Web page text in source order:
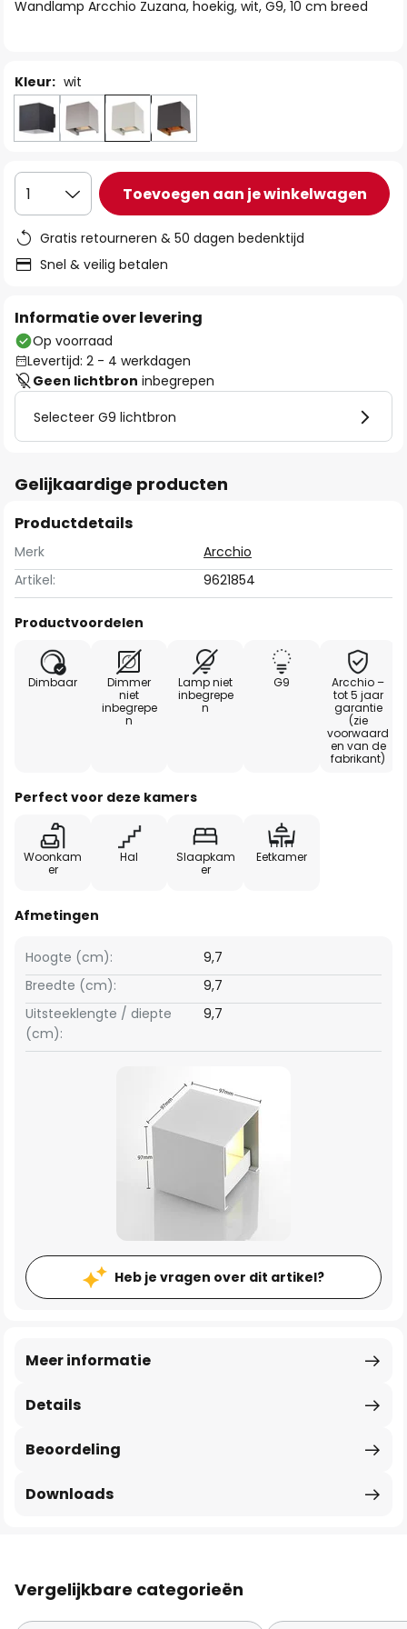
Wandlamp Arcchio Zuzana, hoekig, wit, G9, 10 cm breed
Kleur: wit
1 Toevoegen aan je winkelwagen
Gratis retourneren & 50 dagen bedenktijd
Snel & veilig betalen
Informatie over levering
Op voorraad
Levertijd: 2 - 4 werkdagen
Geen lichtbron inbegrepen
Selecteer G9 lichtbron
Gelijkaardige producten
Productdetails
Merk
Arcchio
Artikel:
9621854
Productvoordelen
Dimbaar
Dimmer
niet
inbegrepe
n
Lamp niet
inbegrepe
n
G9
Arcchio –
tot 5 jaar
garantie
(zie
voorwaard
en van de
fabrikant)
Perfect voor deze kamers
Woonkam
er
Hal
Slaapkam
er
Eetkamer
Afmetingen
Breedte (cm): 9,7
Hoogte (cm): 9,7
Uitsteeklengte / diepte
(cm):
9,7
Heb je vragen over dit artikel?
Details
Meer informatie
Beoordeling
Downloads
Vergelijkbare categorieën